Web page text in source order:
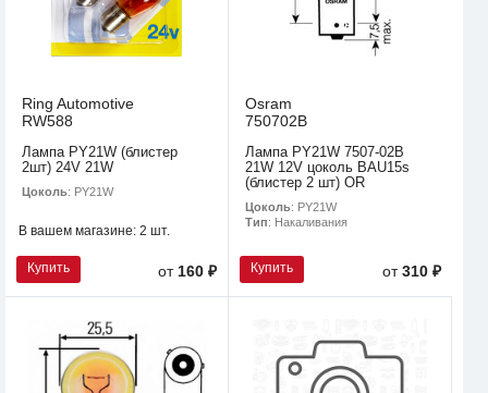
Ring Automotive
RW588
Лампа PY21W (блистер
2шт) 24V 21W
Цоколь: PY21W
В вашем магазине: 2 шт.
Купить от 160 ₽
Osram
750702B
Лампа PY21W 7507-02B
21W 12V цоколь BAU15s
(блистер 2 шт) OR
Цоколь: PY21W
Тип: Накаливания
Купить от310 ₽